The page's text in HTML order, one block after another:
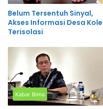
Belum Tersentuh Sinyal,
Akses Informasi Desa Kole
Terisolasi
Kabar Bima